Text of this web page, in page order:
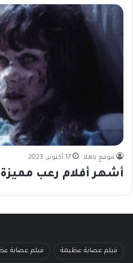
موقع ياهلا 17 أكتوبر، 2023
أشهر أفلام رعب مميزة
فيلم عصابة عظيمة فيلم عصابة